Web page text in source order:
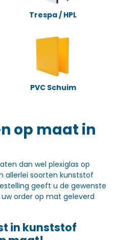
Trespa / HPL
PVC Schuim
op maat in
dan wel plexiglas op
allerlei soorten kunststof
geeft u de gewenste
order op mat geleverd
in kunststof